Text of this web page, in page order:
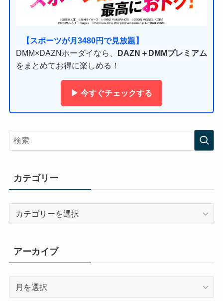
【スポーツが月3480円で見放題】
DMM×DAZNホーダイなら、
DAZN＋DMMプレミアム
をまとめてお得に楽しめる！
▶ 今すぐチェックする
カテゴリー
リ
ー
アーカイブ